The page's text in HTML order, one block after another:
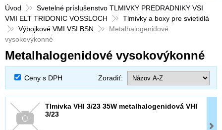
Úvod
Svetelné príslušenstvo TLMIVKY PREDRADNIKY VSI
VMI ELT TRIDONIC VOSSLOCH
Tlmivky a boxy pre svietidlá
Výbojkové VMI VSI BSN
Metalhalogenidové
vysokovýkonné
Metalhalogenidové vysokovýkonné
Ceny s DPH Zoradiť:
Tlmivka VHI 3/23 35W metalhalogenidová VHI
3/23